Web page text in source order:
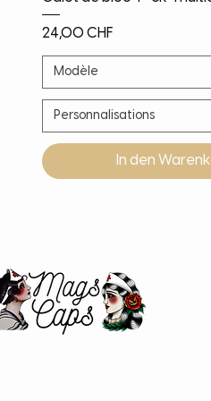
Preis
24,00 CHF
Modèle
Personnalisations
In den